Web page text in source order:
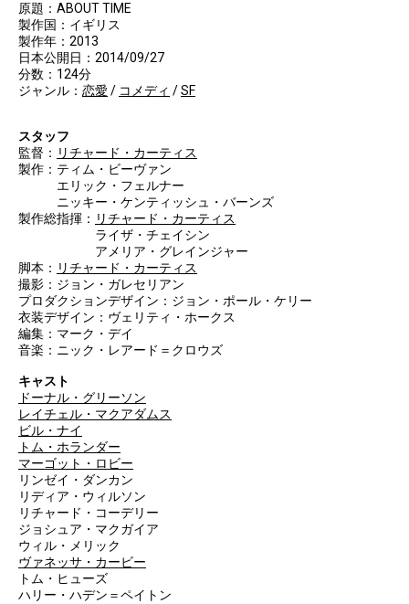
原題：ABOUT TIME
製作国：イギリス
製作年：2013
日本公開日：2014/09/27
分数：124分
ジャンル： 恋愛/ コメディ /SF
スタッフ
監督： リチャード・カーティス
製作：ティム・ビーヴァン
エリック・フェルナー
ニッキー・ケンティッシュ・バーンズ
製作総指揮： リチャード・カーティス
ライザ・チェイシン
アメリア・グレインジャー
脚本： リチャード・カーティス
撮影：ジョン・ガレセリアン
プロダクションデザイン：ジョン・ポール・ケリー
衣装デザイン：ヴェリティ・ホークス
編集：マーク・デイ
音楽：ニック・レアード＝クロウズ
キャスト
ドーナル・グリーソン
レイチェル・マクアダムス
ビル・ナイ
トム・ホランダー
マーゴット・ロビー
リンゼイ・ダンカン
リディア・ウィルソン
リチャード・コーデリー
ジョシュア・マクガイア
ウィル・メリック
ヴァネッサ・カービー
トム・ヒューズ
ハリー・ハデン＝ペイトン